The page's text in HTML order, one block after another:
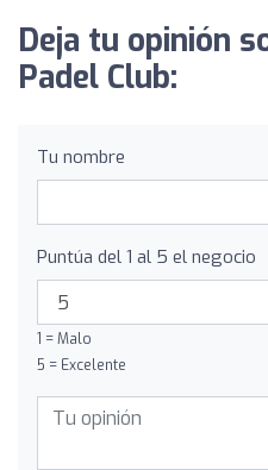
Deja tu opinión
Padel Club:
Tu nombre
Puntúa del 1 al 5 el negocio
1 = Malo
5 = Excelente